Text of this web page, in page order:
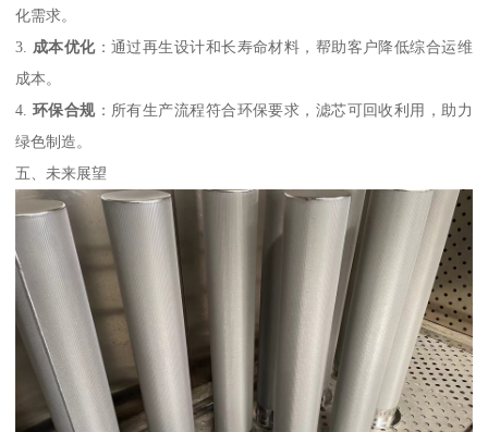
化需求。
3. 成本优化：通过再生设计和长寿命材料，帮助客户降低综合运维
成本。
4. 环保合规：所有生产流程符合环保要求，滤芯可回收利用，助力
绿色制造。
五、未来展望